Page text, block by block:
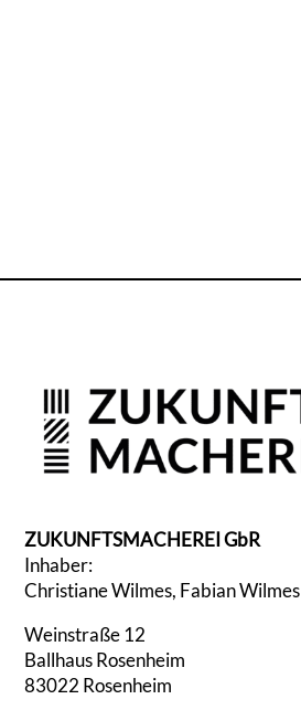
ZUKUNFTSMACHEREI GbR
Inhaber:
Christiane Wilmes, Fabian Wilmes
Weinstraße 12
Ballhaus Rosenheim
83022 Rosenheim